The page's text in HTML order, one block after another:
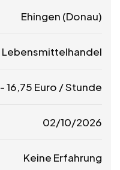
Ehingen (Donau)
Lebensmittelhandel
-16,75 Euro / Stunde
02/10/2026
Keine Erfahrung